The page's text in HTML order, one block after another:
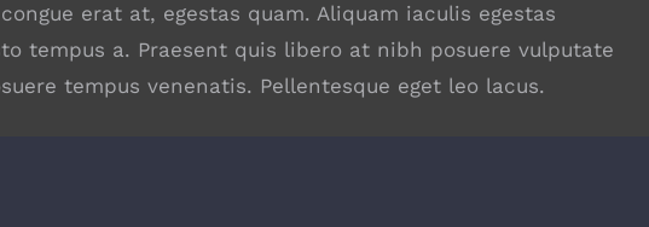
erat at, egestas quam. Aliquam iaculis egestas
tempus a. Praesent quis libero at nibh posuere vulputate
tempus venenatis. Pellentesque eget leo lacus.